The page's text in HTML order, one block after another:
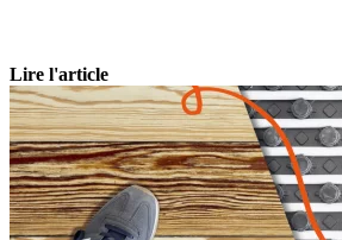
Lire l'article